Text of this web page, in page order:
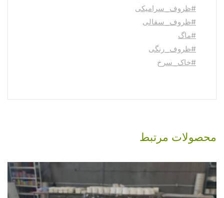
#ظروف_سرامیکی
#ظروف_سفالی
#ماگ
#ظروف_رنگی
#خاک_سرخ
محصولات مرتبط